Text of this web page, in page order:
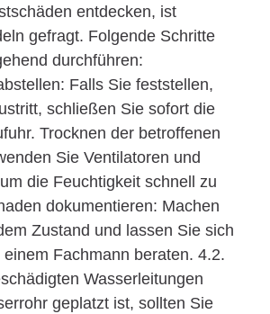
entdecken, ist
gefragt. Folgende Schritte
durchführen:
Falls Sie feststellen,
schließen Sie sofort die
Trocknen der betroffenen
Sie Ventilatoren und
die Feuchtigkeit schnell zu
dokumentieren: Machen
Zustand und lassen Sie sich
Fachmann beraten. 4.2.
Wasserleitungen
geplatzt ist, sollten Sie